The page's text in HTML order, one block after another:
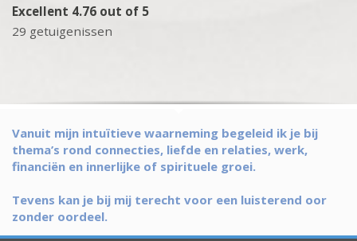
Excellent 4.76 out of 5
29 getuigenissen
Vanuit mijn intuïtieve waarneming begeleid ik je bij
thema’s rond connecties, liefde en relaties, werk,
financiën en innerlijke of spirituele groei.
Tevens kan je bij mij terecht voor een luisterend oor
zonder oordeel.